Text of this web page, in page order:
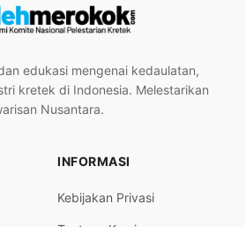
edukasi mengenai kedaulatan,
kretek di Indonesia. Melestarikan
Nusantara.
INFORMASI
Kebijakan Privasi